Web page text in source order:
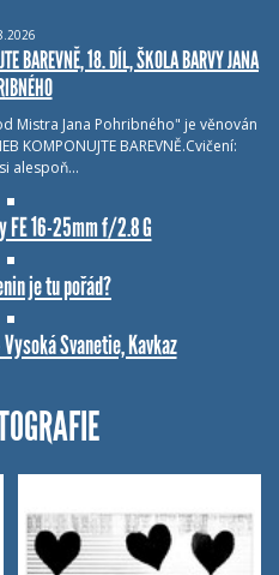
BAREVNĚ, 18. DÍL, ŠKOLA BARVY JANA
Mistra Jana Pohribného" je věnován
KOMPONUJTE BAREVNĚ.Cvičení:
alespoň…
FE 16-25mm f/2.8 G
je tu pořád?
Svanetie, Kavkaz